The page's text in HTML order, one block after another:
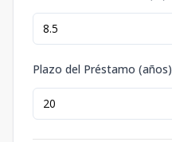
Plazo del Préstamo (años)